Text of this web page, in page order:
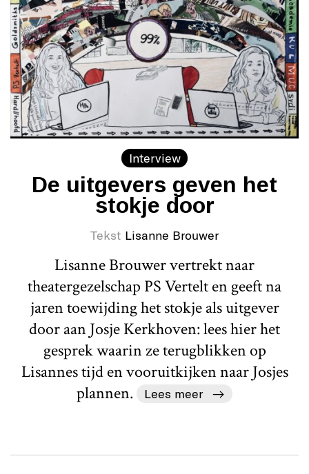
Interview
De uitgevers geven het
stokje door
Tekst Lisanne Brouwer
Lisanne Brouwer vertrekt naar
theatergezelschap PS Vertelt en geeft na
jaren toewijding het stokje als uitgever
door aan Josje Kerkhoven: lees hier het
gesprek waarin ze terugblikken op
Lisannes tijd en vooruitkijken naar Josjes
plannen.
Lees meer